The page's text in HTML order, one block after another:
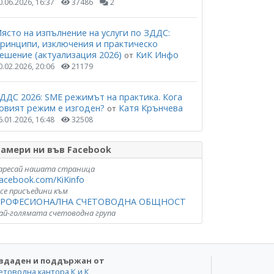
16:37 37486 2
на изпълнение на услуги по ЗДДС:
изключения и практическо
(актуализация 2026) от КиК Инфо
20:06 21179
2026: SME режимът на практика. Кога
режим е изгоден? от Катя Крънчева
16:48 32508
ни във Facebook
нашата страница
KiKinfo
присъедини към
СЧЕТОВОДНА ОБЩНОСТ
голямата счетоводна група
и поддържан от